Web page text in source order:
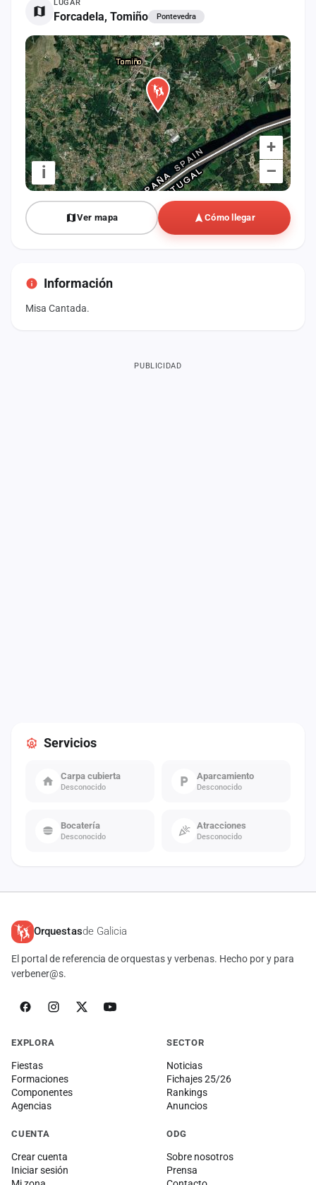
LUGAR
Forcadela, Tomiño Pontevedra
+
–
i
Ver mapa Cómo llegar
Información
Misa Cantada.
Servicios
Carpa cubierta
Desconocido
Aparcamiento
Desconocido
Bocatería
Desconocido
Atracciones
Desconocido
PUBLICIDAD
Orquestasde Galicia
El portal de referencia de orquestas y verbenas. Hecho por y para
verbener@s.
EXPLORA
Fiestas
Formaciones
Componentes
Agencias
SECTOR
Noticias
Fichajes 25/26
Rankings
Anuncios
CUENTA
Crear cuenta
Iniciar sesión
ODG
Sobre nosotros
Prensa